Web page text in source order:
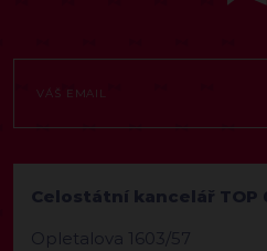
Celostátní kancelář TOP
Opletalova 1603/57